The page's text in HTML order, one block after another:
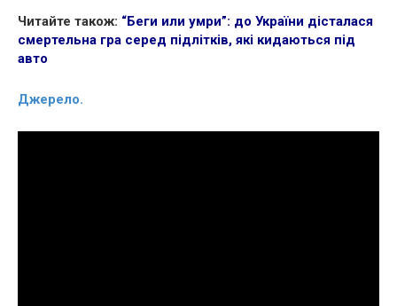
Читайте також: “Беги или умри”: до України дісталася
смертельна гра серед підлітків, які кидаються під
авто
Джерело.